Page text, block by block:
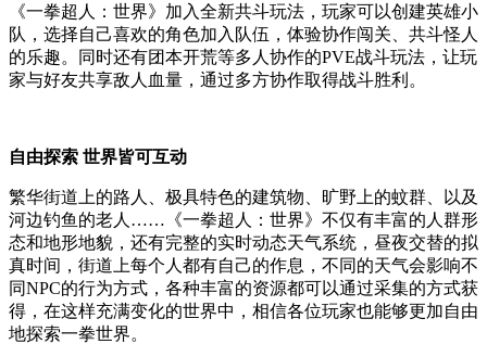
《一拳超人：世界》加入全新共斗玩法，玩家可以创建英雄小
队，选择自己喜欢的角色加入队伍，体验协作闯关、共斗怪人
的乐趣。同时还有团本开荒等多人协作的PVE战斗玩法，让玩
家与好友共享敌人血量，通过多方协作取得战斗胜利。
自由探索 世界皆可互动
繁华街道上的路人、极具特色的建筑物、旷野上的蚊群、以及
河边钓鱼的老人……《一拳超人：世界》不仅有丰富的人群形
态和地形地貌，还有完整的实时动态天气系统，昼夜交替的拟
真时间，街道上每个人都有自己的作息，不同的天气会影响不
同NPC的行为方式，各种丰富的资源都可以通过采集的方式获
得，在这样充满变化的世界中，相信各位玩家也能够更加自由
地探索一拳世界。